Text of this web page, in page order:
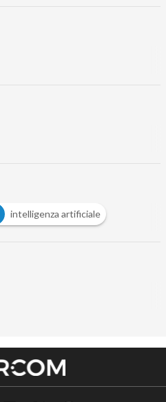
intelligenza artificiale